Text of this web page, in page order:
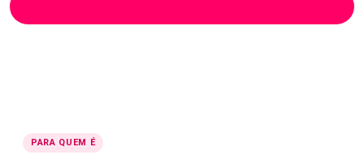
🌍MUNDO TODO 🌍MUNDO TODO 🌍MUNDO TODO
PARA QUEM É